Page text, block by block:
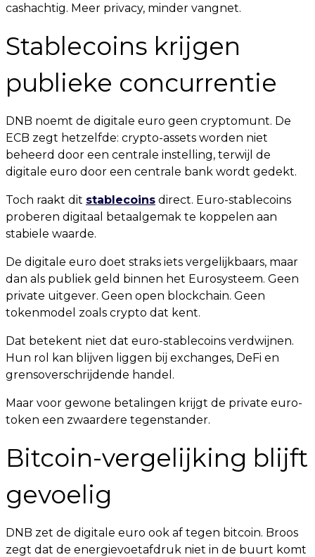
cashachtig. Meer privacy, minder vangnet.
Stablecoins krijgen
publieke concurrentie
DNB noemt de digitale euro geen cryptomunt. De
ECB zegt hetzelfde: crypto-assets worden niet
beheerd door een centrale instelling, terwijl de
digitale euro door een centrale bank wordt gedekt.
Toch raakt dit stablecoins direct. Euro-stablecoins
proberen digitaal betaalgemak te koppelen aan
stabiele waarde.
De digitale euro doet straks iets vergelijkbaars, maar
dan als publiek geld binnen het Eurosysteem. Geen
private uitgever. Geen open blockchain. Geen
tokenmodel zoals crypto dat kent.
Dat betekent niet dat euro-stablecoins verdwijnen.
Hun rol kan blijven liggen bij exchanges, DeFi en
grensoverschrijdende handel.
Maar voor gewone betalingen krijgt de private euro-
token een zwaardere tegenstander.
Bitcoin-vergelijking blijft
gevoelig
DNB zet de digitale euro ook af tegen bitcoin. Broos
zegt dat de energievoetafdruk niet in de buurt komt